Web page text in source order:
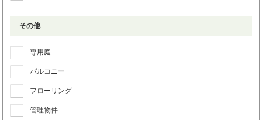
その他
専用庭
バルコニー
フローリング
管理物件